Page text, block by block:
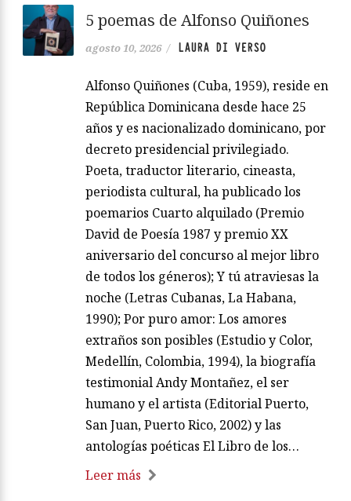
5 poemas de Alfonso Quiñones
agosto 10, 2026 / LAURA DI VERSO
Alfonso Quiñones (Cuba, 1959), reside en
República Dominicana desde hace 25
años y es nacionalizado dominicano, por
decreto presidencial privilegiado.
Poeta, traductor literario, cineasta,
periodista cultural, ha publicado los
poemarios Cuarto alquilado (Premio
David de Poesía 1987 y premio XX
aniversario del concurso al mejor libro
de todos los géneros); Y tú atraviesas la
noche (Letras Cubanas, La Habana,
1990); Por puro amor: Los amores
extraños son posibles (Estudio y Color,
Medellín, Colombia, 1994), la biografía
testimonial Andy Montañez, el ser
humano y el artista (Editorial Puerto,
San Juan, Puerto Rico, 2002) y las
antologías poéticas El Libro de los…
Leer más